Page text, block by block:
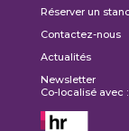
Réserver un
Contactez-nous
Actualités
Newsletter
Co-localisé avec :